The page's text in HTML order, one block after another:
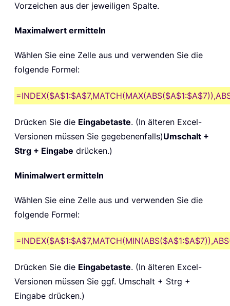
Vorzeichen aus der jeweiligen Spalte.
Maximalwert ermitteln
Wählen Sie eine Zelle aus und verwenden Sie die
folgende Formel:
Drücken Sie die Eingabetaste. (In älteren Excel-
Versionen müssen Sie gegebenenfalls)Umschalt +
Strg + Eingabe drücken.)
Minimalwert ermitteln
Wählen Sie eine Zelle aus und verwenden Sie die
folgende Formel:
Drücken Sie die Eingabetaste. (In älteren Excel-
Versionen müssen Sie ggf. Umschalt + Strg +
Eingabe drücken.)